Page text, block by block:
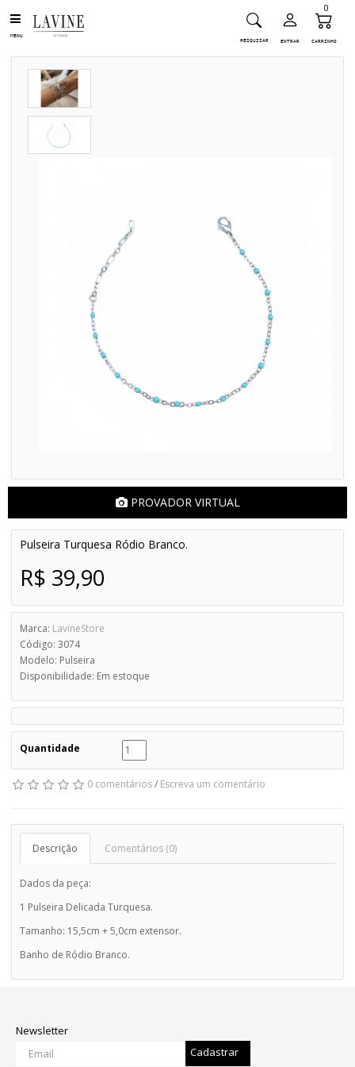
MENU
PESQUISAR ENTRAR CARRINHO
0
PROVADOR VIRTUAL
Pulseira Turquesa Ródio Branco.
R$ 39,90
Marca: LavineStore
Código: 3074
Modelo: Pulseira
Disponibilidade: Em estoque
Quantidade
0 comentários/ Escreva um comentário
Descrição Comentários (0)
Dados da peça:
1 Pulseira Delicada Turquesa.
Tamanho: 15,5cm + 5,0cm extensor.
Banho de Ródio Branco.
Newsletter
Cadastrar